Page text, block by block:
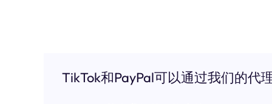
TikTok和PayPal可以通过我们的代